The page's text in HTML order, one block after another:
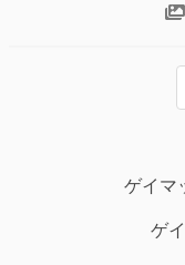
ゲイマ
ゲ